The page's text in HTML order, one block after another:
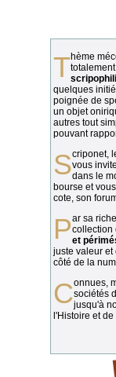
Thème méconnu des collectionneurs et
quelques
poignée de
un objet
autres tout
pouvant
vous
dans le
bourse et
cote, son
Par sa richesse et sa diversité, lacollection
et
juste valeur et
côté de la
Connues, méconnues, ou inconnues, lessociétés
jusqu'à
l'Histoire et